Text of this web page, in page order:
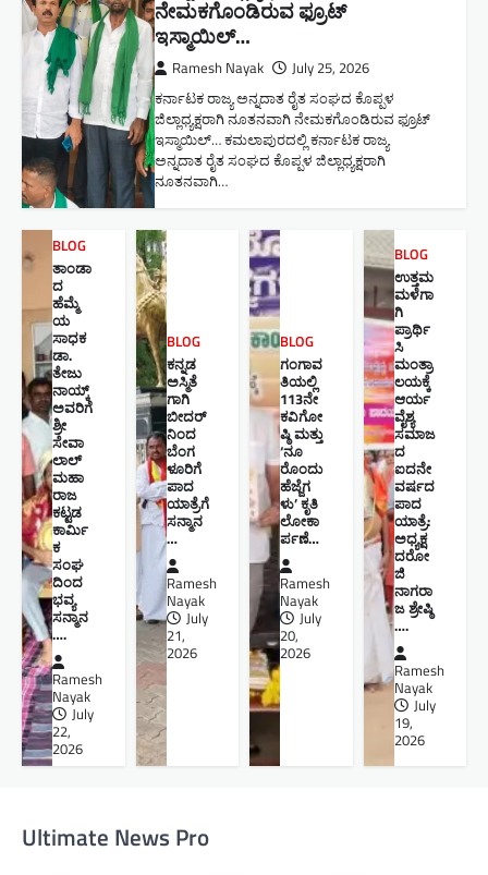
ನೇಮಕಗೊಂಡಿರುವ ಫ್ರೂಟ್
ಇಸ್ಮಾಯಿಲ್…
Ramesh Nayak July 25, 2026
ಕರ್ನಾಟಕ ರಾಜ್ಯ ಅನ್ನದಾತ ರೈತ ಸಂಘದ ಕೊಪ್ಪಳ
ಜಿಲ್ಲಾಧ್ಯಕ್ಷರಾಗಿ ನೂತನವಾಗಿ ನೇಮಕಗೊಂಡಿರುವ ಫ್ರೂಟ್
ಇಸ್ಮಾಯಿಲ್… ಕಮಲಾಪುರದಲ್ಲಿ ಕರ್ನಾಟಕ ರಾಜ್ಯ
ಅನ್ನದಾತ ರೈತ ಸಂಘದ ಕೊಪ್ಪಳ ಜಿಲ್ಲಾಧ್ಯಕ್ಷರಾಗಿ
ನೂತನವಾಗಿ…
BLOG
ತಾಂಡಾ
ದ
ಹೆಮ್ಮೆ
ಯ
ಸಾಧಕ
ಡಾ.
ತೇಜು
ನಾಯ್ಕ್
ಅವರಿಗೆ
ಶ್ರೀ
ಸೇವಾ
ಲಾಲ್
ಮಹಾ
ರಾಜ
ಕಟ್ಟಡ
ಕಾರ್ಮಿ
ಕ
ಸಂಘ
ದಿಂದ
ಭವ್ಯ
ಸನ್ಮಾನ
….
Ramesh
Nayak
July
22,
2026
BLOG
ಕನ್ನಡ
ಅಸ್ಮಿತೆ
ಗಾಗಿ
ಬೀದರ್
ನಿಂದ
ಬೆಂಗ
ಳೂರಿಗೆ
ಪಾದ
ಯಾತ್ರೆಗೆ
ಸನ್ಮಾನ
…
Ramesh
Nayak
July
21,
2026
BLOG
ಗಂಗಾವ
ತಿಯಲ್ಲಿ
113ನೇ
ಕವಿಗೋ
ಷ್ಠಿ ಮತ್ತು
‘ನೂ
ರೊಂದು
ಹೆಜ್ಜೆಗ
ಳು’ ಕೃತಿ
ಲೋಕಾ
ರ್ಪಣೆ…
Ramesh
Nayak
July
20,
2026
BLOG
ಉತ್ತಮ
ಮಳೆಗಾ
ಗಿ
ಪ್ರಾರ್ಥಿ
ಸಿ
ಮಂತ್ರಾ
ಲಯಕ್ಕೆ
ಆರ್ಯ
ವೈಶ್ಯ
ಸಮಾಜ
ದ
ಐದನೇ
ವರ್ಷದ
ಪಾದ
ಯಾತ್ರೆ:
ಅಧ್ಯಕ್ಷ
ದರೋ
ಜಿ
ನಾಗರಾ
ಜ ಶ್ರೇಷ್ಠಿ ​
….
Ramesh
Nayak
July
19,
2026
Ultimate News Pro